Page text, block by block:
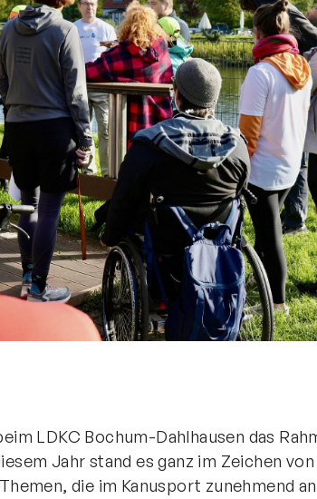
LDKC Bochum-Dahlhausen das
Jahr stand es ganz im Zeichen
die im Kanusport zunehmend
Direktlinks
Verband
Leistungssport
Freizeitsport
Jugend
Bildung